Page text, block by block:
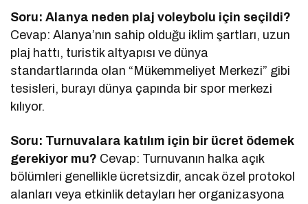
Soru: Alanya neden plaj voleybolu için seçildi?
Cevap: Alanya’nın sahip olduğu iklim şartları, uzun
plaj hattı, turistik altyapısı ve dünya
standartlarında olan “Mükemmeliyet Merkezi” gibi
tesisleri, burayı dünya çapında bir spor merkezi
kılıyor.
Soru: Turnuvalara katılım için bir ücret ödemek
gerekiyor mu? Cevap: Turnuvanın halka açık
bölümleri genellikle ücretsizdir, ancak özel protokol
alanları veya etkinlik detayları her organizasyona